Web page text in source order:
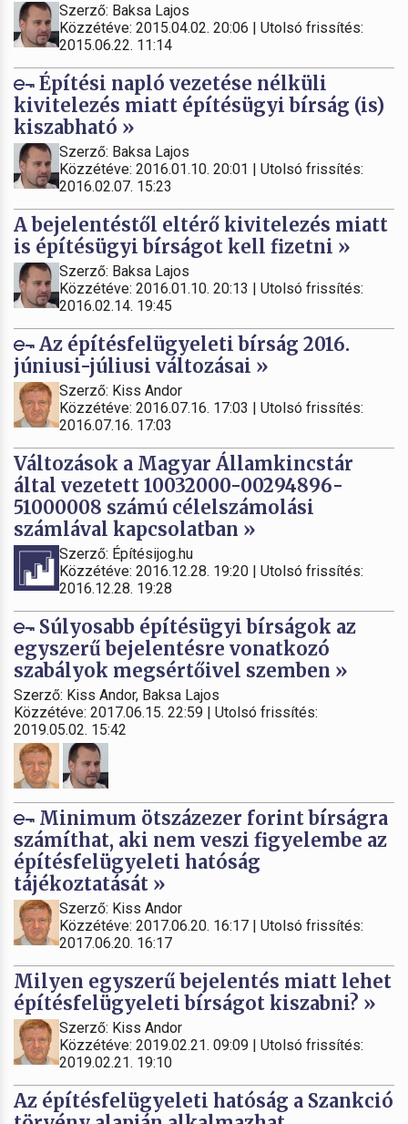
Szerző: Baksa Lajos
Közzétéve: 2015.04.02. 20:06 | Utolsó frissítés:
2015.06.22. 11:14
Építési napló vezetése nélküli
kivitelezés miatt építésügyi bírság (is)
kiszabható »
Szerző: Baksa Lajos
Közzétéve: 2016.01.10. 20:01 | Utolsó frissítés:
2016.02.07. 15:23
A bejelentéstől eltérő kivitelezés miatt
is építésügyi bírságot kell fizetni »
Szerző: Baksa Lajos
Közzétéve: 2016.01.10. 20:13 | Utolsó frissítés:
2016.02.14. 19:45
Az építésfelügyeleti bírság 2016.
júniusi-júliusi változásai »
Szerző: Kiss Andor
Közzétéve: 2016.07.16. 17:03 | Utolsó frissítés:
2016.07.16. 17:03
Változások a Magyar Államkincstár
által vezetett 10032000-00294896-
51000008 számú célelszámolási
számlával kapcsolatban »
Szerző: Építésijog.hu
Közzétéve: 2016.12.28. 19:20 | Utolsó frissítés:
2016.12.28. 19:28
Súlyosabb építésügyi bírságok az
egyszerű bejelentésre vonatkozó
szabályok megsértőivel szemben »
Szerző: Kiss Andor, Baksa Lajos
Közzétéve: 2017.06.15. 22:59 | Utolsó frissítés:
2019.05.02. 15:42
Minimum ötszázezer forint bírságra
számíthat, aki nem veszi figyelembe az
építésfelügyeleti hatóság
tájékoztatását »
Szerző: Kiss Andor
Közzétéve: 2017.06.20. 16:17 | Utolsó frissítés:
2017.06.20. 16:17
Milyen egyszerű bejelentés miatt lehet
építésfelügyeleti bírságot kiszabni? »
Szerző: Kiss Andor
Közzétéve: 2019.02.21. 09:09 | Utolsó frissítés:
2019.02.21. 19:10
Az építésfelügyeleti hatóság a Szankció